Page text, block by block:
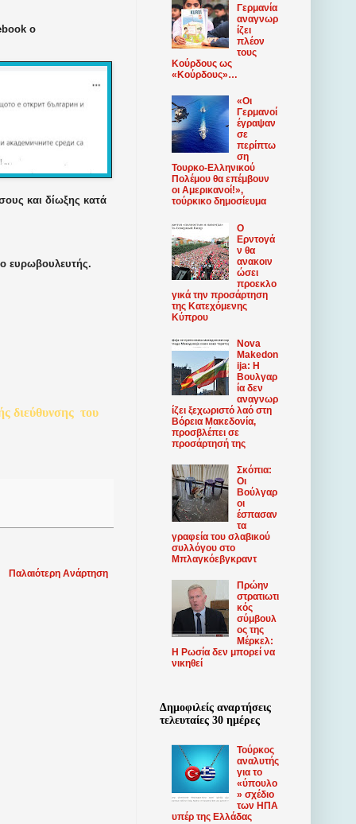
ο
και δίωξης κατά
ευρωβουλευτής.
διεύθυνσης του
Παλαιότερη Ανάρτηση
Γερμανία
αναγνωρ
ίζει
πλέον
τους
Κούρδους ως
«Κούρδους»…
«Οι
Γερμανοί
έγραψαν
σε
περίπτω
ση
Τουρκο-Ελληνικού
Πολέμου θα επέμβουν
οι Αμερικανοί!»,
τούρκικο δημοσίευμα
Ο
Ερντογά
ν θα
ανακοιν
ώσει
προεκλο
γικά την προσάρτηση
της Κατεχόμενης
Κύπρου
Nova
Makedon
ija: Η
Βουλγαρ
ία δεν
αναγνωρ
ίζει ξεχωριστό λαό στη
Βόρεια Μακεδονία,
προσβλέπει σε
προσάρτησή της
Σκόπια:
Οι
Βούλγαρ
οι
έσπασαν
τα
γραφεία του σλαβικού
συλλόγου στο
Μπλαγκόεβγκραντ
Πρώην
στρατιωτι
κός
σύμβουλ
ος της
Μέρκελ:
Η Ρωσία δεν μπορεί να
νικηθεί
Δημοφιλείς αναρτήσεις
τελευταίες 30 ημέρες
Τούρκος
αναλυτής
για το
«ύπουλο
» σχέδιο
των ΗΠΑ
υπέρ της Ελλάδας